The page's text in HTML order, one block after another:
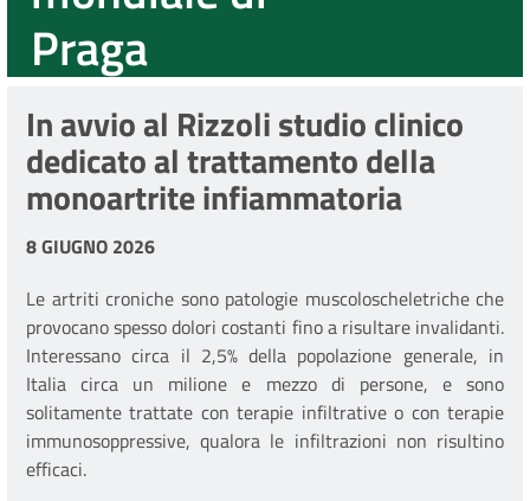
Praga
In avvio al Rizzoli studio clinico
dedicato al trattamento della
monoartrite infiammatoria
8 GIUGNO 2026
Le artriti croniche sono patologie muscoloscheletriche che
provocano spesso dolori costanti fino a risultare invalidanti.
Interessano circa il 2,5% della popolazione generale, in
Italia circa un milione e mezzo di persone, e sono
solitamente trattate con terapie infiltrative o con terapie
immunosoppressive, qualora le infiltrazioni non risultino
efficaci.